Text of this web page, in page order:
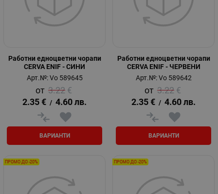
Работни едноцветни чорапи
CERVA ENIF - СИНИ
Арт.№: Vo 589645
3.22 €
2.35 € / 4.60 лв.
ВАРИАНТИ
Работни едноцветни чорапи
CERVA ENIF - ЧЕРВЕНИ
Арт.№: Vo 589642
3.22 €
2.35 € / 4.60 лв.
ВАРИАНТИ
ПРОМО ДО -20% ПРОМО ДО -20%